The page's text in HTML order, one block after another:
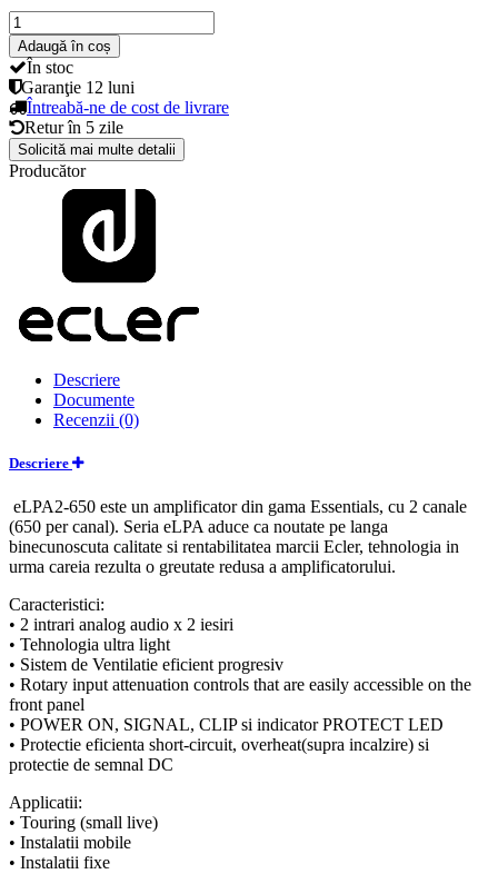
Adaugă în coș
În stoc
Garanţie 12 luni
Întreabă-ne de cost de livrare
Retur în 5 zile
Solicită mai multe detalii
Producător
Descriere
Documente
Recenzii (0)
Descriere
eLPA2-650 este un amplificator din gama Essentials, cu 2 canale
(650 per canal). Seria eLPA aduce ca noutate pe langa
binecunoscuta calitate si rentabilitatea marcii Ecler, tehnologia in
urma careia rezulta o greutate redusa a amplificatorului.
Caracteristici:
• 2 intrari analog audio x 2 iesiri
• Tehnologia ultra light
• Sistem de Ventilatie eficient progresiv
• Rotary input attenuation controls that are easily accessible on the
front panel
• POWER ON, SIGNAL, CLIP si indicator PROTECT LED
• Protectie eficienta short-circuit, overheat(supra incalzire) si
protectie de semnal DC
Applicatii:
• Touring (small live)
• Instalatii mobile
• Instalatii fixe